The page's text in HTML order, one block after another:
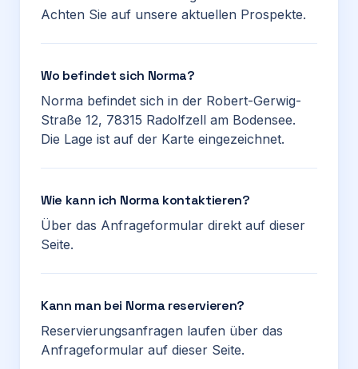
Achten Sie auf unsere aktuellen Prospekte.
Wo befindet sich Norma?
Norma befindet sich in der Robert-Gerwig-
Straße 12, 78315 Radolfzell am Bodensee.
Die Lage ist auf der Karte eingezeichnet.
Wie kann ich Norma kontaktieren?
Über das Anfrageformular direkt auf dieser
Seite.
Kann man bei Norma reservieren?
Reservierungsanfragen laufen über das
Anfrageformular auf dieser Seite.